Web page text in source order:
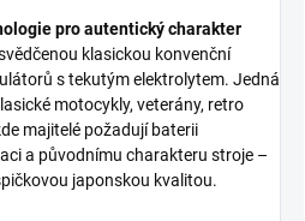
pro autentický charakter
klasickou konvenční
s tekutým elektrolytem. Jedná
motocykly, veterány, retro
majitelé požadují baterii
a původnímu charakteru stroje –
japonskou kvalitou.